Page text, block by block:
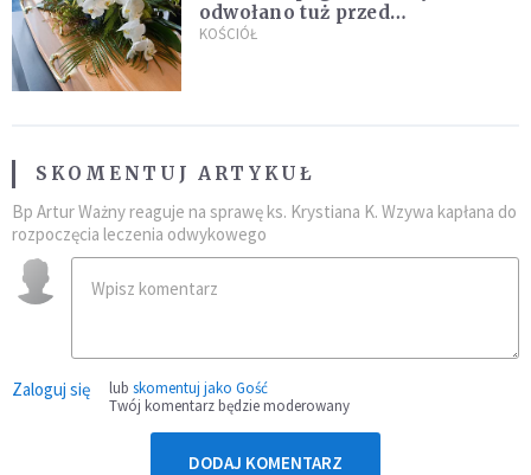
odwołano tuż przed
uroczystością. Powodem była
KOŚCIÓŁ
SKOMENTUJ ARTYKUŁ
Bp Artur Ważny reaguje na sprawę ks. Krystiana K. Wzywa kapłana do
rozpoczęcia leczenia odwykowego
Zaloguj się lub skomentuj jako Gość
Twój komentarz będzie moderowany
DODAJ KOMENTARZ